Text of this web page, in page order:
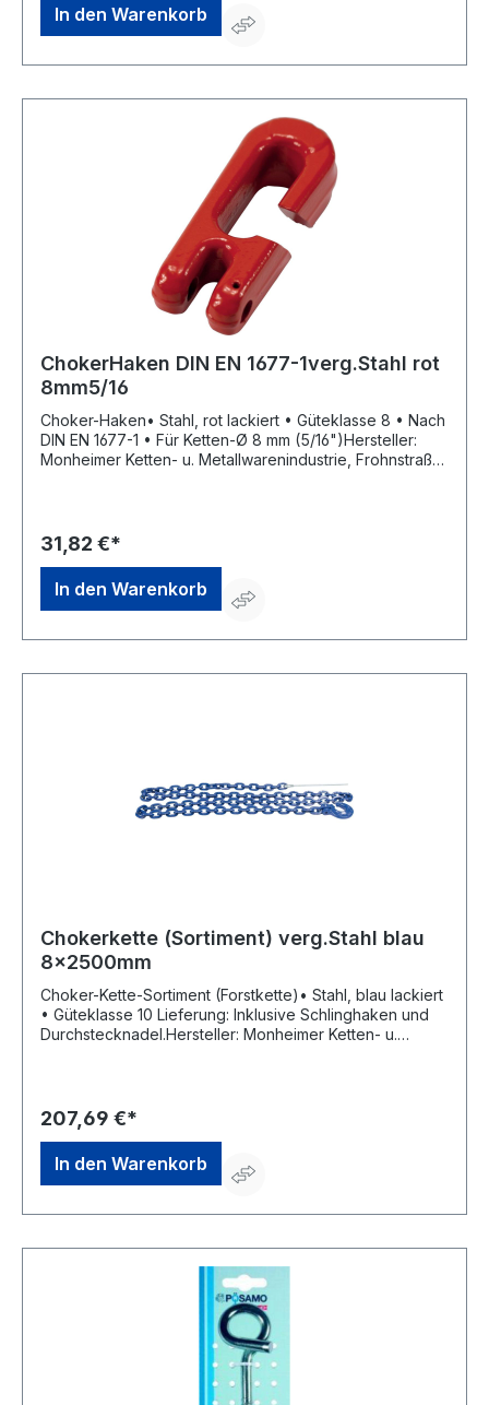
In den Warenkorb
ChokerHaken DIN EN 1677-1verg.Stahl rot
8mm5/16
Choker-Haken• Stahl, rot lackiert • Güteklasse 8 • Nach
DIN EN 1677-1 • Für Ketten-Ø 8 mm (5/16")Hersteller:
Monheimer Ketten- u. Metallwarenindustrie, Frohnstraße
31,82 €*
In den Warenkorb
Chokerkette (Sortiment) verg.Stahl blau
8x2500mm
Choker-Kette-Sortiment (Forstkette)• Stahl, blau lackiert
• Güteklasse 10 Lieferung: Inklusive Schlinghaken und
Durchstecknadel.Hersteller: Monheimer Ketten- u.
207,69 €*
In den Warenkorb